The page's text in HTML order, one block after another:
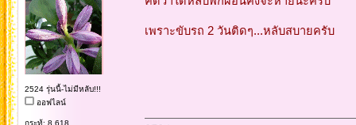
2524 รุ่นนี้-ไม่มีหลับ!!!
ออฟไลน์
กระทู้: 8,618
เพราะขับรถ 2 วันติดๆ...หลับสบายครับ